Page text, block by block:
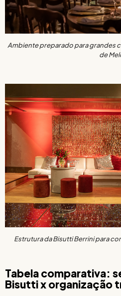
Ambiente preparado para grandes
de
Estrutura da Bisutti Berrini para
Tabela comparativa:
Bisutti x organização